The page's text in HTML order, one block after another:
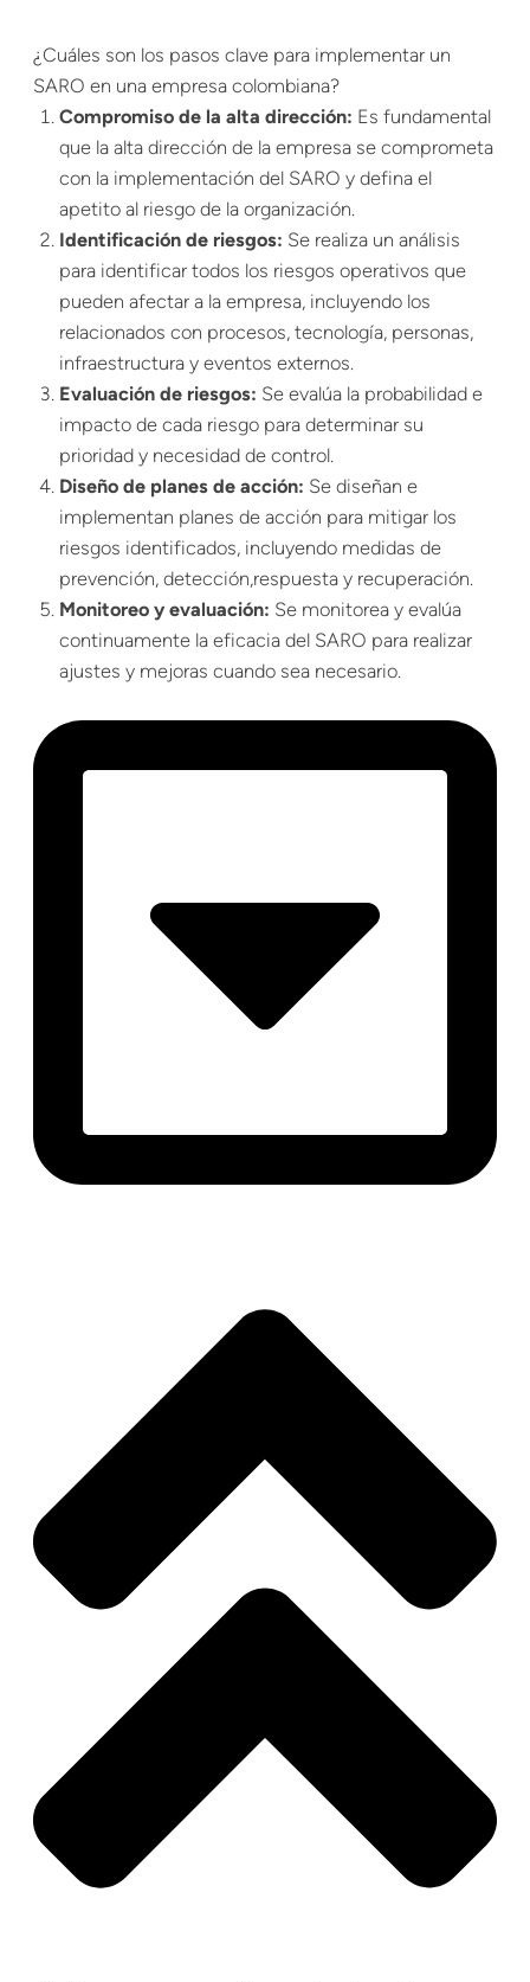
¿Cuáles son los pasos clave para implementar un
SARO en una empresa colombiana?
Compromiso de la alta dirección: Es fundamental
que la alta dirección de la empresa se comprometa
con la implementación del SARO y defina el
apetito al riesgo de la organización.
Identificación de riesgos: Se realiza un análisis
para identificar todos los riesgos operativos que
pueden afectar a la empresa, incluyendo los
relacionados con procesos, tecnología, personas,
infraestructura y eventos externos.
Evaluación de riesgos: Se evalúa la probabilidad e
impacto de cada riesgo para determinar su
prioridad y necesidad de control.
Diseño de planes de acción: Se diseñan e
implementan planes de acción para mitigar los
riesgos identificados, incluyendo medidas de
prevención, detección,respuesta y recuperación.
Monitoreo y evaluación: Se monitorea y evalúa
continuamente la eficacia del SARO para realizar
ajustes y mejoras cuando sea necesario.